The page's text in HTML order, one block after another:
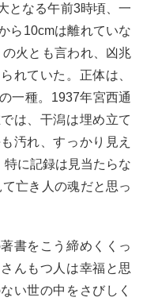
となる午前3時頃、一
ら10cmは離れていな
の火とも言われ、凶兆
れていた。正体は、
一種。1937年宮西通
は、干潟は埋め立て
汚れ、すっかり見え
特に記録は見当たらな
て亡き人の魂だと思っ
書をこう締めくくっ
んもつ人は幸福と思
い世の中をさびしく